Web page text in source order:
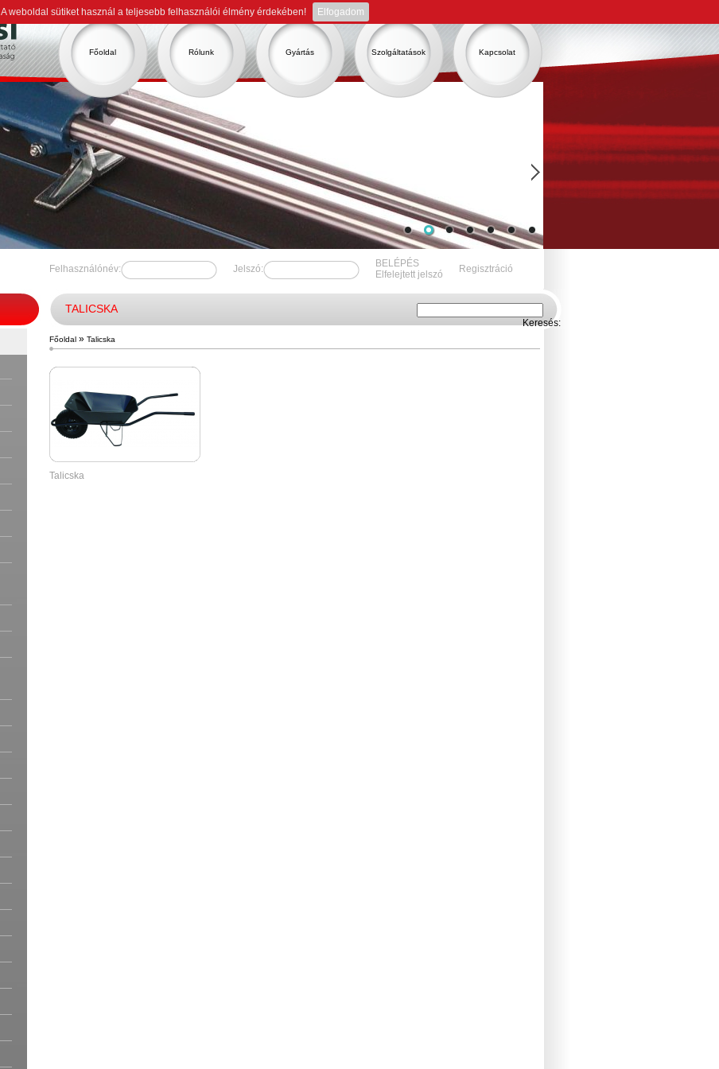
A weboldal sütiket használ a teljesebb felhasználói élmény érdekében! Elfogadom
Főoldal Rólunk Gyártás Szolgáltatások Kapcsolat
Felhasználónév: Jelszó:
BELÉPÉS
Elfelejtett jelszó
Regisztráció
TALICSKA
Keresés:
Főoldal » Talicska
Talicska